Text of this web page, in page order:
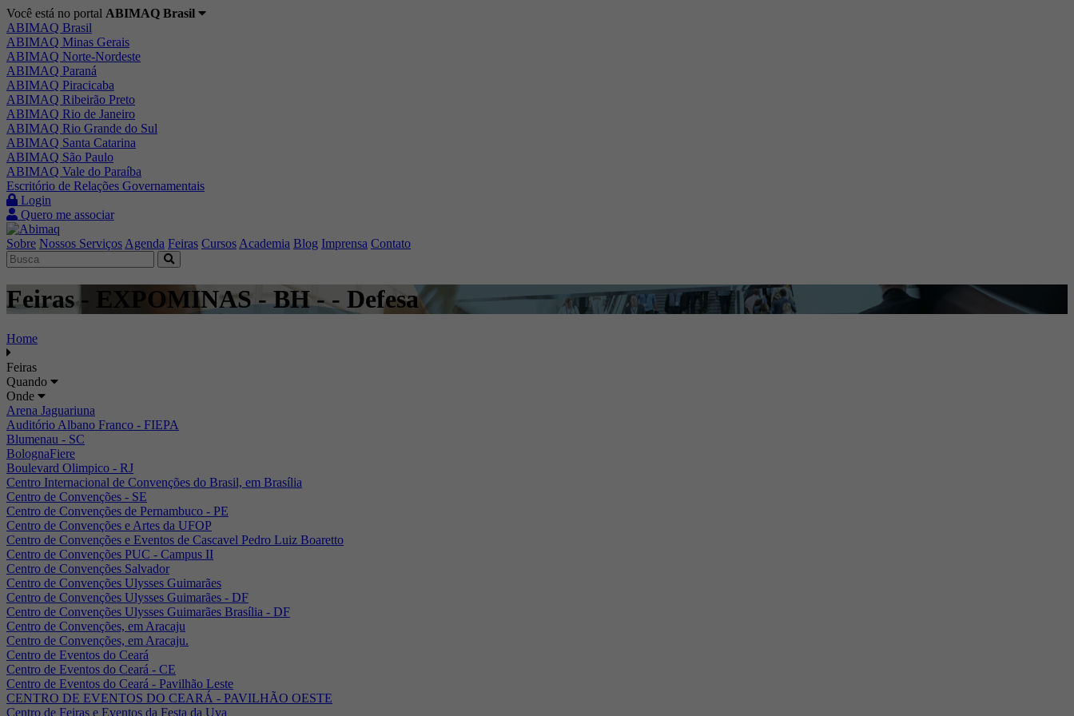
Você está no portal ABIMAQ Brasil
ABIMAQ Brasil
ABIMAQ Minas Gerais
ABIMAQ Norte-Nordeste
ABIMAQ Paraná
ABIMAQ Piracicaba
ABIMAQ Ribeirão Preto
ABIMAQ Rio de Janeiro
ABIMAQ Rio Grande do Sul
ABIMAQ Santa Catarina
ABIMAQ São Paulo
ABIMAQ Vale do Paraíba
Escritório de Relações Governamentais
Login
Quero me associar
Sobre Nossos Serviços Agenda Feiras Cursos Academia Blog Imprensa Contato
Feiras - EXPOMINAS - BH - - Defesa
Home
Feiras
Quando
Onde
Arena Jaguariuna
Auditório Albano Franco - FIEPA
Blumenau - SC
BolognaFiere
Boulevard Olimpico - RJ
Centro Internacional de Convenções do Brasil, em Brasília
Centro de Convenções - SE
Centro de Convenções de Pernambuco - PE
Centro de Convenções e Artes da UFOP
Centro de Convenções e Eventos de Cascavel Pedro Luiz Boaretto
Centro de Convenções PUC - Campus II
Centro de Convenções Salvador
Centro de Convenções Ulysses Guimarães
Centro de Convenções Ulysses Guimarães - DF
Centro de Convenções Ulysses Guimarães Brasília - DF
Centro de Convenções, em Aracaju
Centro de Convenções, em Aracaju.
Centro de Eventos do Ceará
Centro de Eventos do Ceará - CE
Centro de Eventos do Ceará - Pavilhão Leste
CENTRO DE EVENTOS DO CEARÁ - PAVILHÃO OESTE
Centro de Feiras e Eventos da Festa da Uva